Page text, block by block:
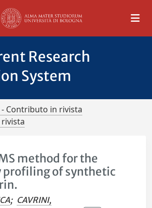
Research
System
- Contributo in rivista
method for the
of synthetic
; CAVRINI,